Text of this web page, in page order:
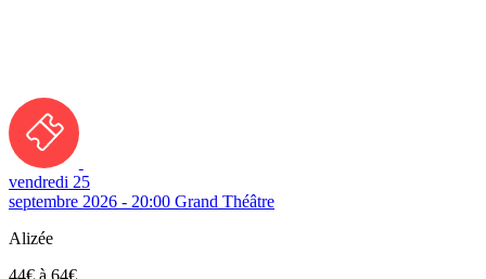
vendredi 25
septembre 2026 - 20:00 Grand Théâtre
Alizée
44€ à 64€